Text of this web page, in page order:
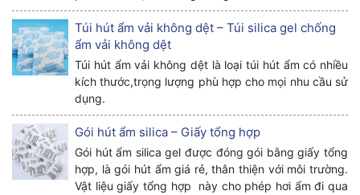
Túi hút ẩm vải không dệt – Túi silica gel chống
ẩm vải không dệt
Túi hút ẩm vải không dệt là loại túi hút ẩm có nhiều
kích thước,trọng lượng phù hợp cho mọi nhu cầu sử
dụng.
Gói hút ẩm silica – Giấy tổng hợp
Gói hút ẩm silica gel được đóng gói bằng giấy tổng
hợp, là gói hút ẩm giá rẻ, thân thiện với môi trường.
Vật liệu giấy tổng hợp này cho phép hơi ẩm đi qua